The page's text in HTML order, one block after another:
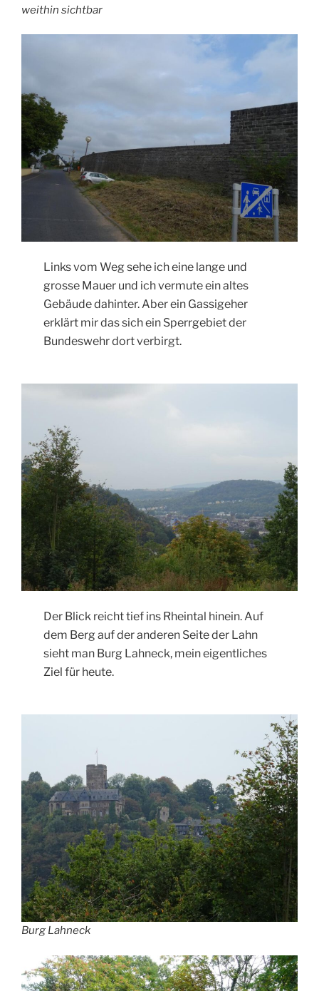
weithin sichtbar
Links vom Weg sehe ich eine lange und
grosse Mauer und ich vermute ein altes
Gebäude dahinter. Aber ein Gassigeher
erklärt mir das sich ein Sperrgebiet der
Bundeswehr dort verbirgt.
Der Blick reicht tief ins Rheintal hinein. Auf
dem Berg auf der anderen Seite der Lahn
sieht man Burg Lahneck, mein eigentliches
Ziel für heute.
Burg Lahneck